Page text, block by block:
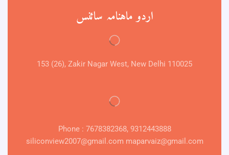
اردو ماہنامہ سائنس
153 (26), Zakir Nagar West, New Delhi 110025
Phone : 7678382368, 9312443888
siliconview2007@gmail.com maparvaiz@gmail.com